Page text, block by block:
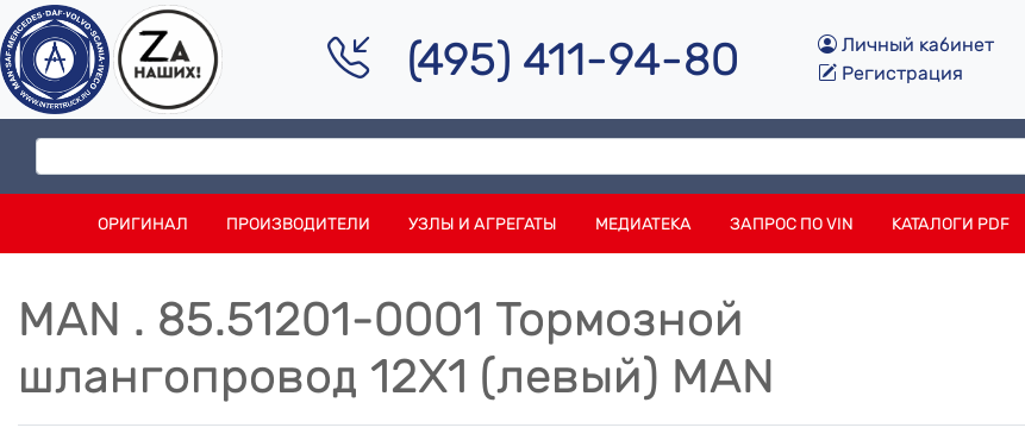
(495) 411-94-80
Личный кабинет
Регистрация
ОРИГИНАЛ ПРОИЗВОДИТЕЛИ УЗЛЫ И АГРЕГАТЫ МЕДИАТЕКА ЗАПРОС ПО VIN КАТАЛОГИ PDF
MAN . 85.51201-0001 Тормозной
шлангопровод 12X1 (левый) MAN